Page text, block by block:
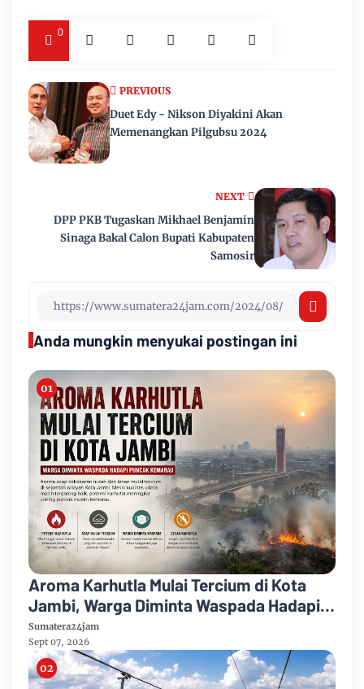
0
NEXT
DPP PKB Tugaskan Mikhael Benjamin
Sinaga Bakal Calon Bupati Kabupaten
Samosir
PREVIOUS
Duet Edy - Nikson Diyakini Akan
Memenangkan Pilgubsu 2024
Anda mungkin menyukai postingan ini
Aroma Karhutla Mulai Tercium di Kota
Jambi, Warga Diminta Waspada Hadapi
Puncak Kemarau
Sumatera24jam
Sept 07, 2026